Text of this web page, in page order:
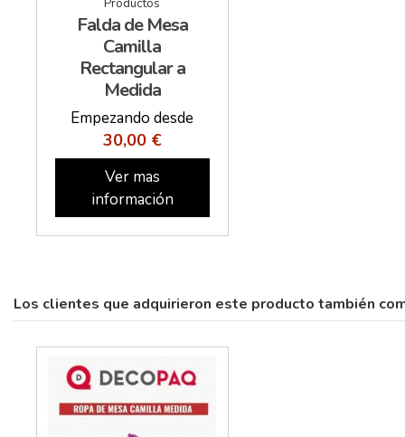
Falda de Mesa
Camilla
Rectangular a
Medida
Empezando desde
30,00 €
Ver mas
información
Los clientes que adquirieron este producto también